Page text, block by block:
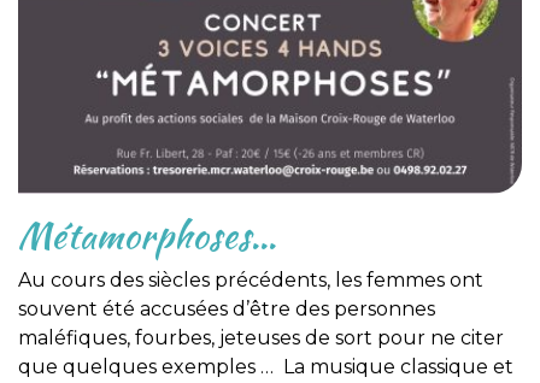
Métamorphoses…
Au cours des siècles précédents, les femmes ont
souvent été accusées d’être des personnes
maléfiques, fourbes, jeteuses de sort pour ne citer
que quelques exemples … La musique classique et